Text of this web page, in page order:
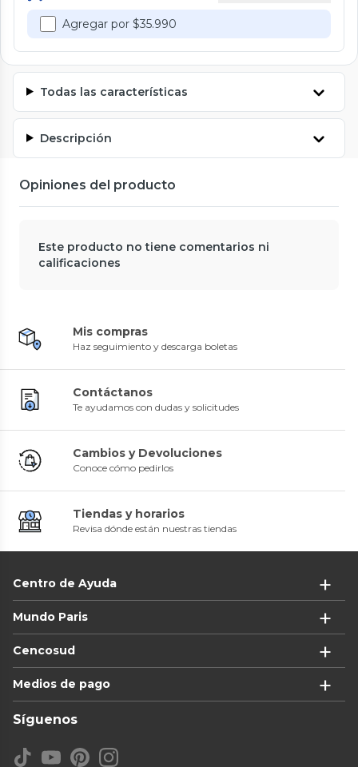
Agregar por $35.990
Todas las características
Descripción
Opiniones del producto
Este producto no tiene comentarios ni
calificaciones
Mis compras
Haz seguimiento y descarga boletas
Contáctanos
Te ayudamos con dudas y solicitudes
Cambios y Devoluciones
Conoce cómo pedirlos
Tiendas y horarios
Revisa dónde están nuestras tiendas
Centro de Ayuda
Mundo Paris
Cencosud
Medios de pago
Síguenos